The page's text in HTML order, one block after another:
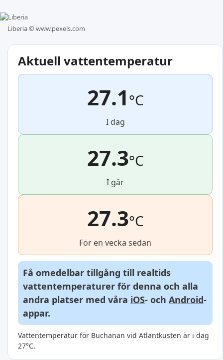
Liberia © www.pexels.com
Aktuell vattentemperatur
27.1°C
I dag
27.3°C
I går
27.3°C
För en vecka sedan
Få omedelbar tillgång till realtids
vattentemperaturer för denna och alla
andra platser med våra iOS- och Android-
appar.
Vattentemperatur för Buchanan vid Atlantkusten är i dag
27°C.